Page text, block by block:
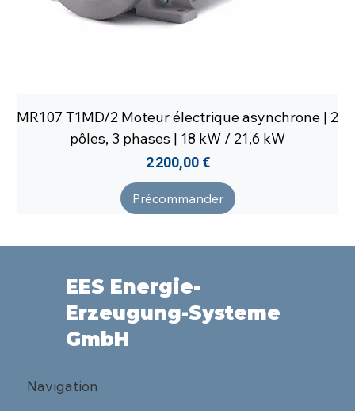
MR107 T1MD/2 Moteur électrique asynchrone | 2
pôles, 3 phases | 18 kW / 21,6 kW
Prix
2 200,00 €
Précommander
EES Energie-
Erzeugung-Systeme
GmbH
Navigation